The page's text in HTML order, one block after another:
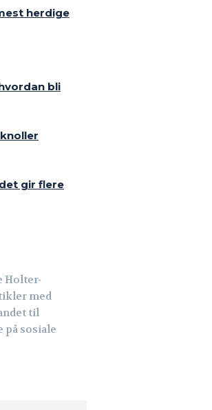
herdige
bli
gir flere
Holter-
med
til
på sosiale